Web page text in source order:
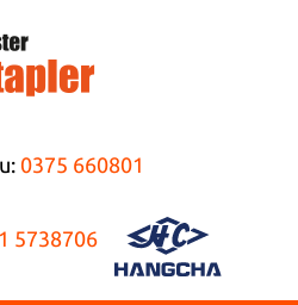
0375 660801
5738706